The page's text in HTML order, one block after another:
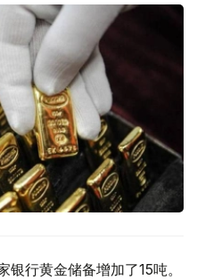
行黄金储备增加了15吨。